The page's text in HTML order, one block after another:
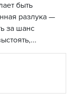
быть
разлука —
за шанс